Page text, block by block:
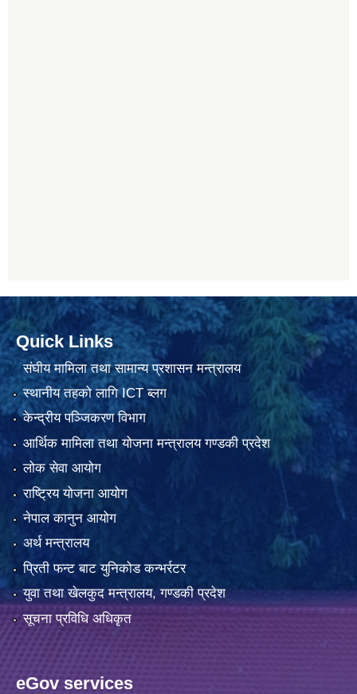
Quick Links
संघीय मामिला तथा सामान्य प्रशासन मन्त्रालय
स्थानीय तहको लागि ICT ब्लग
केन्द्रीय पञ्जिकरण विभाग
आर्थिक मामिला तथा योजना मन्त्रालय गण्डकी प्रदेश
लोक सेवा आयोग
राष्ट्रिय योजना आयोग
नेपाल कानुन आयोग
अर्थ मन्त्रालय
प्रिती फन्ट बाट युनिकोड कन्भर्रटर
युवा तथा खेलकुद मन्त्रालय, गण्डकी प्रदेश
सूचना प्रविधि अधिकृत
eGov services